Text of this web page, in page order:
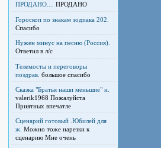
ПРОДАНО.... ПРОДАНО
Гороскоп по знакам зодиака 202.
Спасибо
Нужен минус на песню (Россия).
Ответил в л/с
Телемосты и переговоры
поздрав. большое спасибо
Сказка "Братья наши меньшие" н.
valerik1968 Пожалуйста
Приятных впечатле
Сценарий готовый .Юбилей для
ж. Можно тоже нарезки к
сценарию Мне очень